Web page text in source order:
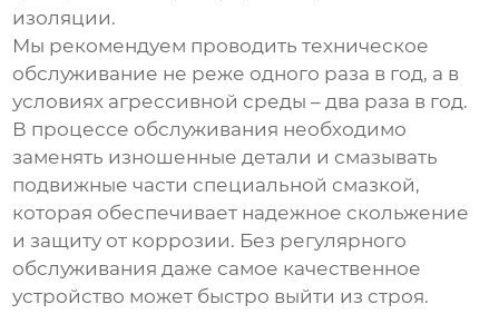
изоляции.
Мы рекомендуем проводить техническое
обслуживание не реже одного раза в год, а в
условиях агрессивной среды – два раза в год.
В процессе обслуживания необходимо
заменять изношенные детали и смазывать
подвижные части специальной смазкой,
которая обеспечивает надежное скольжение
и защиту от коррозии. Без регулярного
обслуживания даже самое качественное
устройство может быстро выйти из строя.